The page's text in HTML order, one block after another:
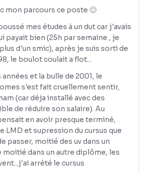
mon parcours ce poste 🙂
mes études à un dut car j'avais
payait bien (25h par semaine , je
d'un smic), après je suis sorti de
le boulot coulait a flot...
et la bulle de 2001, le
s'est fait cruellement sentir,
(car déja installé avec des
de réduire son salaire). Au
en avoir presque terminé,
LMD et supression du cursus que
passer, moitié des uv dans un
dans un autre diplôme, les
arrété le cursus